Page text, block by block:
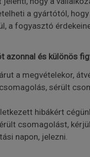
a gyártótól,
a fogyasztó
azonnal és különös
a megvételekor,
sérült
hibákért
csomagolást,
napon, jelezni.